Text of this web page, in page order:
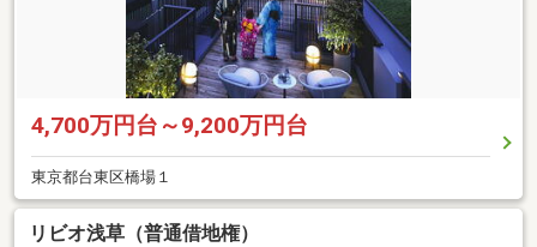
4,700万円台～9,200万円台
東京都台東区橋場１
リビオ浅草（普通借地権）